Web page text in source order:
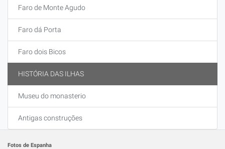
Faro de Monte Agudo
Faro dá Porta
Faro dois Bicos
HISTÓRIA DAS ILHAS
Museu do monasterio
Antigas construções
Fotos de Espanha